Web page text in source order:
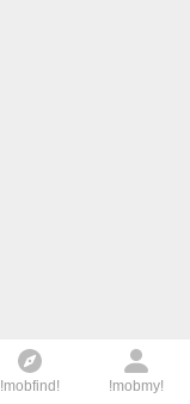
!mobfind! !mobmy!